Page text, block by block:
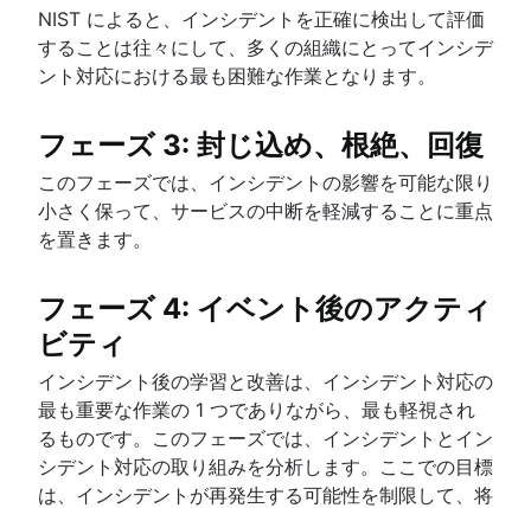
NIST によると、インシデントを正確に検出して評価
することは往々にして、多くの組織にとってインシデ
ント対応における最も困難な作業となります。
フェーズ 3: 封じ込め、根絶、回復
このフェーズでは、インシデントの影響を可能な限り
小さく保って、サービスの中断を軽減することに重点
を置きます。
フェーズ 4: イベント後のアクティ
ビティ
インシデント後の学習と改善は、インシデント対応の
最も重要な作業の 1 つでありながら、最も軽視され
るものです。このフェーズでは、インシデントとイン
シデント対応の取り組みを分析します。ここでの目標
は、インシデントが再発生する可能性を制限して、将